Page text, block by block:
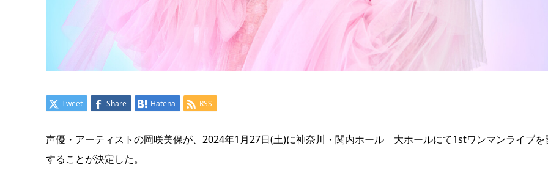
Tweet Share Hatena RSS
声優・アーティストの岡咲美保が、2024年1月27日(土)に神奈川・関内ホール 大ホールにて1stワンマンライブを
することが決定した。